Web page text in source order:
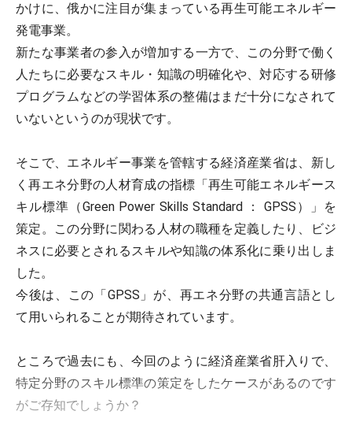
かけに、俄かに注目が集まっている再生可能エネルギー
発電事業。
新たな事業者の参入が増加する一方で、この分野で働く
人たちに必要なスキル・知識の明確化や、対応する研修
プログラムなどの学習体系の整備はまだ十分になされて
いないというのが現状です。
そこで、エネルギー事業を管轄する経済産業省は、新し
く再エネ分野の人材育成の指標「再生可能エネルギース
キル標準（Green Power Skills Standard ： GPSS）」を
策定。この分野に関わる人材の職種を定義したり、ビジ
ネスに必要とされるスキルや知識の体系化に乗り出しま
した。
今後は、この「GPSS」が、再エネ分野の共通言語とし
て用いられることが期待されています。
ところで過去にも、今回のように経済産業省肝入りで、
特定分野のスキル標準の策定をしたケースがあるのです
がご存知でしょうか？